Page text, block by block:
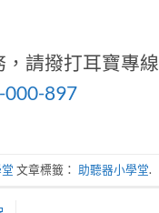
請撥打耳寶專線
000-897
文章標籤： 助聽器小學堂.